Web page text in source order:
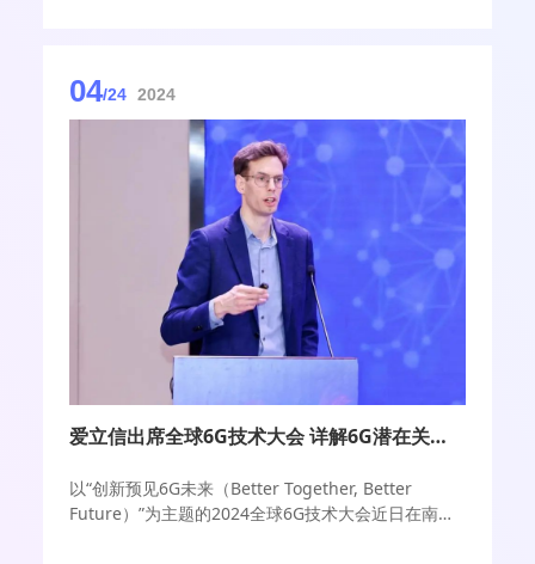
04/24 2024
爱立信出席全球6G技术大会 详解6G潜在关键技术方向
以“创新预见6G未来（Better Together, Better
Future）”为主题的2024全球6G技术大会近日在南京